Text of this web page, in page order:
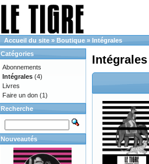
Accueil du site » Boutique » Intégrales
Intégrales
Catégories
Abonnements
Intégrales (4)
Livres
Faire un don (1)
Recherche
Nouveautés